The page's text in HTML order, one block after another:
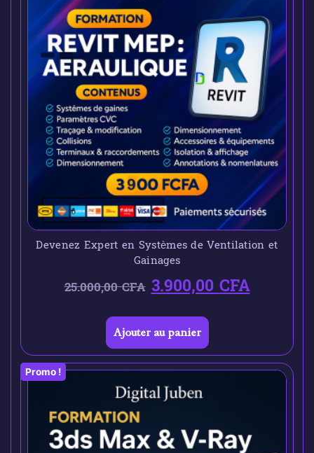
Devenez Expert en Systèmes de Ventilation et
Gainages
25.000,00CFA 3.900,00CFA
Ajouter au panier
Promo !